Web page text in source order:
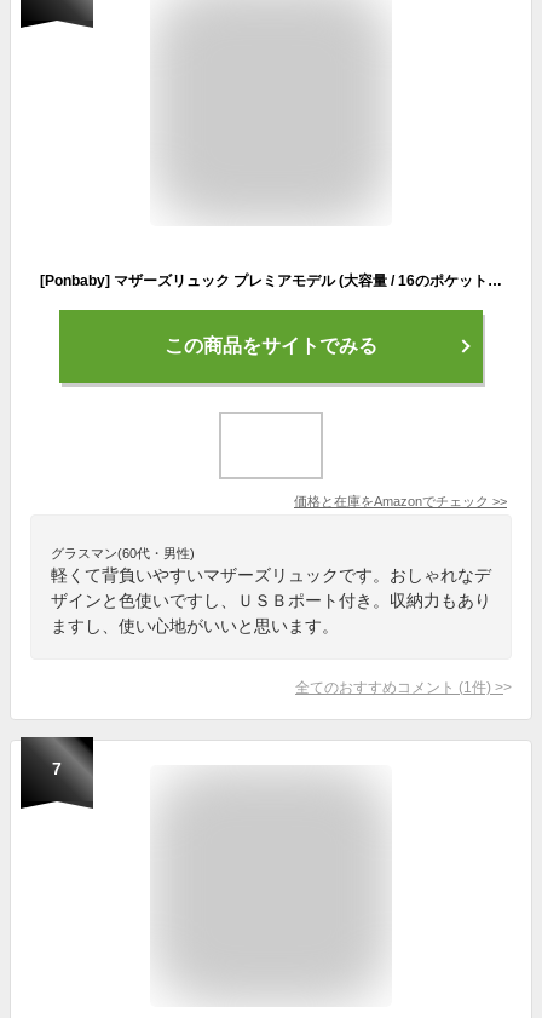
[Ponbaby] マザーズリュック プレミアモデル (大容量 / 16のポケット) マザーズバッグ リュック 軽量 多機能 USBポート付き 出産祝い プレゼント (オフホワイト×グレー【プレミアモデル】)
この商品をサイトでみる
価格と在庫をAmazonでチェック >>
グラスマン(60代・男性)
軽くて背負いやすいマザーズリュックです。おしゃれなデ
ザインと色使いですし、ＵＳＢポート付き。収納力もあり
ますし、使い心地がいいと思います。
全てのおすすめコメント (1 件) >
7